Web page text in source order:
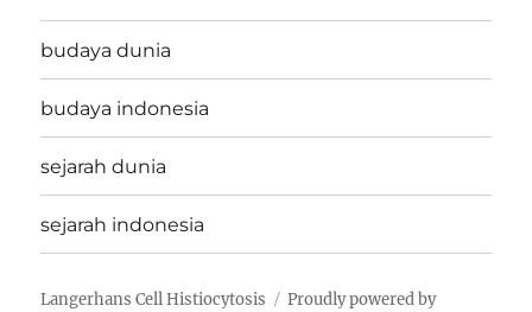
budaya dunia
budaya indonesia
sejarah dunia
sejarah indonesia
Langerhans Cell Histiocytosis Proudly powered by